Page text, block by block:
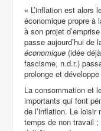
« L’inflation est alors
économique propre à
à son projet
passe aujourd’hui de
économique (idée
fascisme, n.d.r.)
prolonge et
La consommation et
importants qui font
de l’inflation. Le loisir
temps de non travail